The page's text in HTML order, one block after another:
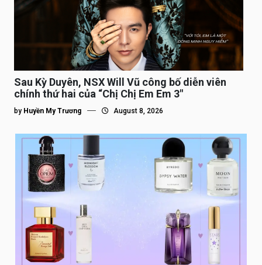
Sau Kỳ Duyên, NSX Will Vũ công bố diễn viên
chính thứ hai của “Chị Chị Em Em 3″
by Huyền My Trương August 8, 2026